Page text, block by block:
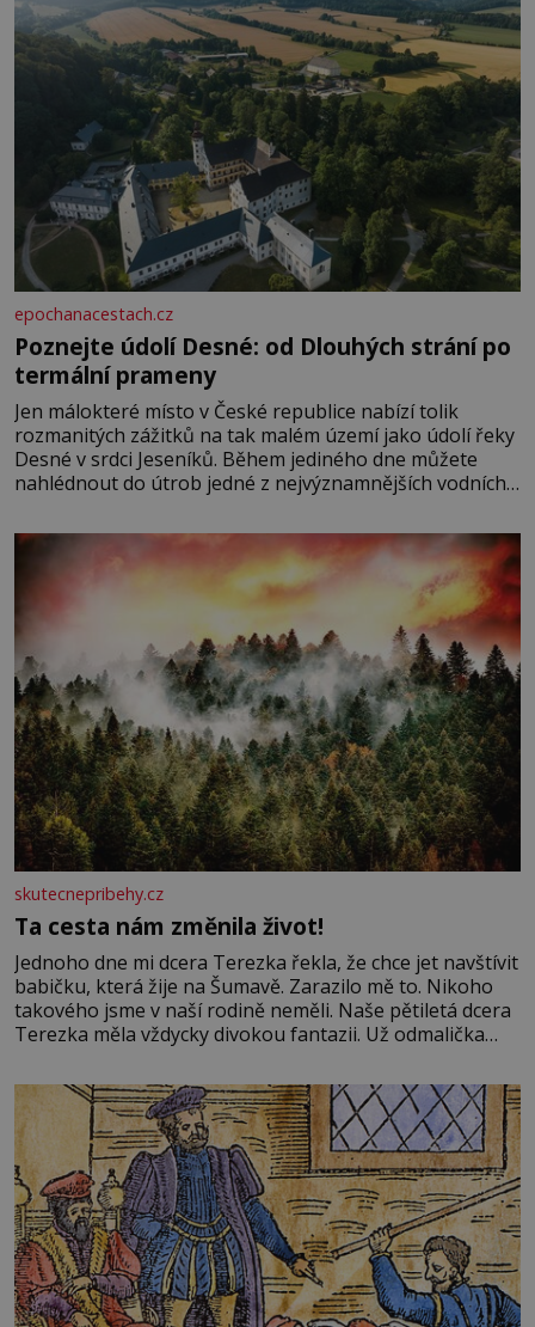
epochanacestach.cz
Poznejte údolí Desné: od Dlouhých strání po
termální prameny
Jen málokteré místo v České republice nabízí tolik
rozmanitých zážitků na tak malém území jako údolí řeky
Desné v srdci Jeseníků. Během jediného dne můžete
nahlédnout do útrob jedné z nejvýznamnějších vodních
se na koloběžce a den zakončit poznáváním památek ve
Velkých Losinách nebo v termálním
skutecnepribehy.cz
Ta cesta nám změnila život!
Jednoho dne mi dcera Terezka řekla, že chce jet navštívit
babičku, která žije na Šumavě. Zarazilo mě to. Nikoho
takového jsme v naší rodině neměli. Naše pětiletá dcera
Terezka měla vždycky divokou fantazii. Už odmalička
zdálo o jednorožcích, krásných princeznách, statečných
rytířích a létajících dracích.